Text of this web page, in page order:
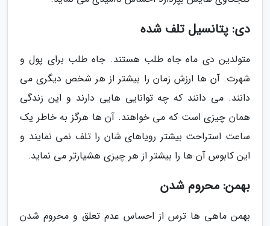
دی: پتانسیل تلف شده
متولدین دی ماه جاه طلب هستند. جاه طلب برای پول و
شهرت. آن ها ارزش زمان را بیشتر از هر شخص دیگری می
دانند. می دانند که چه توانایی هایی دارند و این زندگی
همان چیزی است که می خواهند. آن ها هرگز به خاطر یک
ساعت استراحت بیشتر رویاهای شان را تلف نمی نمایند و
این کابوس آن ها را بیشتر از هر چیزی هشیارتر می نماید.
بهمن: محروم شدن
بهمن ماهی ها ترس از احساس عدم تعلق و محروم شدن